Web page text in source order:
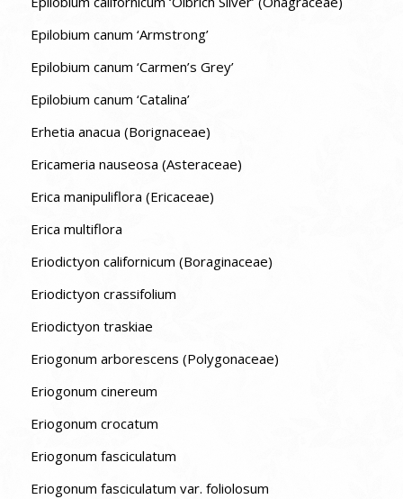
Epilobium canum ‘Armstrong’
Epilobium canum ‘Carmen’s Grey’
Epilobium canum ‘Catalina’
Erhetia anacua (Borignaceae)
Ericameria nauseosa (Asteraceae)
Erica manipuliflora (Ericaceae)
Erica multiflora
Eriodictyon californicum (Boraginaceae)
Eriodictyon crassifolium
Eriodictyon traskiae
Eriogonum arborescens (Polygonaceae)
Eriogonum cinereum
Eriogonum crocatum
Eriogonum fasciculatum
Eriogonum fasciculatum var. foliolosum